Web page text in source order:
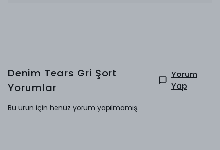
Denim Tears Gri Şort
Yorumlar
Yorum
Yap
Bu ürün için henüz yorum yapılmamış.